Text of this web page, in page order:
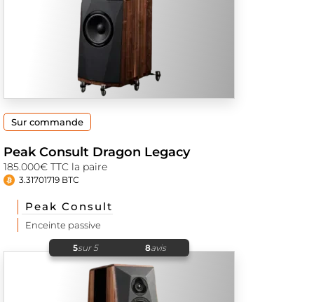
Sur commande
Peak Consult Dragon Legacy
185.000€ TTC la paire
3.31701719 BTC
Peak Consult
Enceinte passive
5sur 5 8avis